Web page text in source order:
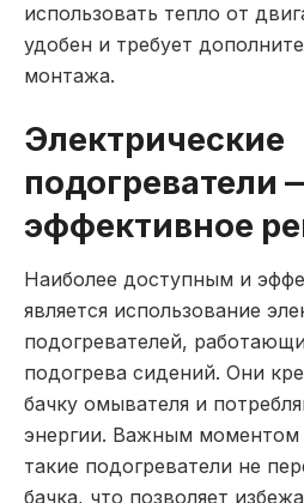
использовать тепло от
удобен и требует
монтажа.
Электрические
подогреватели
эффективное
Наиболее доступным и
является использование
подогревателей,
подогрева сидений. Они
бачку омывателя и
энергии. Важным моментом
такие подогреватели не
бачка, что позволяет